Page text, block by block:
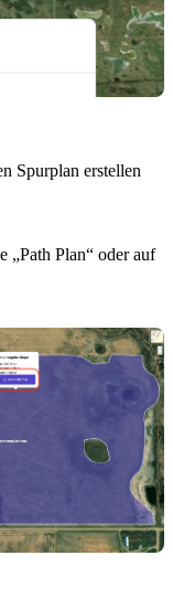
Spurplan erstellen
„Path Plan“ oder auf